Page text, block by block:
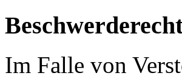
Im Falle von